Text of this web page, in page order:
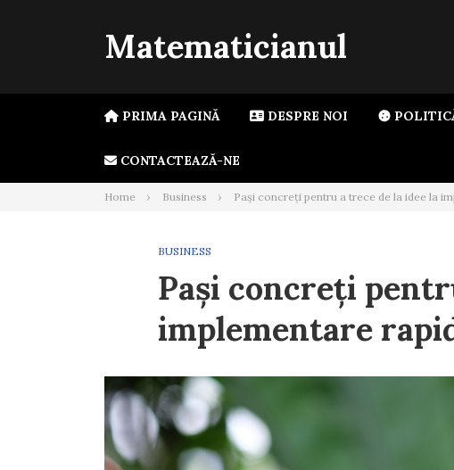
Matematicianul
PRIMA PAGINĂ DESPRE NOI
CONTACTEAZĂ-NE
Home Business Pași concreți pentru a trece de la idee la
BUSINESS
Pași concreți
implementare